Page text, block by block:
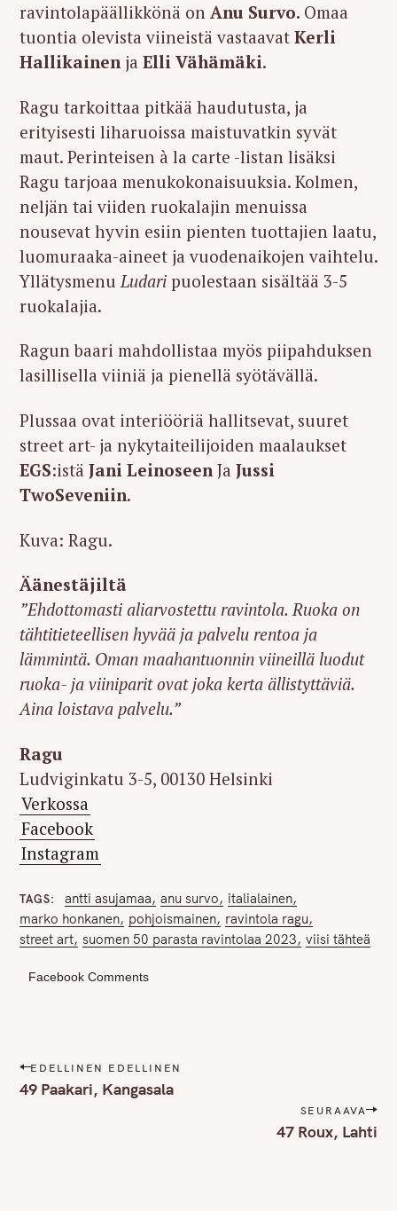
ravintolapäällikkönä on Anu Survo. Omaa
tuontia olevista viineistä vastaavat Kerli
Hallikainenja Elli Vähämäki.
Ragu tarkoittaa pitkää haudutusta, ja
erityisesti liharuoissa maistuvatkin syvät
maut. Perinteisen à la carte -listan lisäksi
Ragu tarjoaa menukokonaisuuksia. Kolmen,
neljän tai viiden ruokalajin menuissa
nousevat hyvin esiin pienten tuottajien laatu,
luomuraaka-aineet ja vuodenaikojen vaihtelu.
Yllätysmenu Ludari puolestaan sisältää 3-5
ruokalajia.
Ragun baari mahdollistaa myös piipahduksen
lasillisella viiniä ja pienellä syötävällä.
Plussaa ovat interiööriä hallitsevat, suuret
street art- ja nykytaiteilijoiden maalaukset
EGS:istä Jani LeinoseenJa Jussi
TwoSeveniin.
Kuva: Ragu.
Äänestäjiltä
”Ehdottomasti aliarvostettu ravintola. Ruoka on
tähtitieteellisen hyvää ja palvelu rentoa ja
lämmintä. Oman maahantuonnin viineillä luodut
ruoka- ja viiniparit ovat joka kerta ällistyttäviä.
Aina loistava palvelu.”
Ragu
Ludviginkatu 3-5, 00130 Helsinki
Verkossa
Facebook
Instagram
TAGS antti asujamaa anu survo
italialainen
marko honkanen pohjoismainen ravintola ragu
street art suomen 50 parasta ravintolaa 2023 viisi tähteä
Facebook Comments
P
o
EDELLINEN EDELLINEN
49 Paakari, Kangasala
SEURAAVA
47 Roux, Lahti